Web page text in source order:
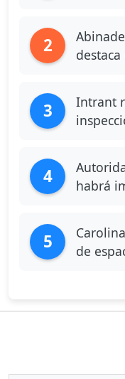
2
3
Intrant
4
habrá
5
de